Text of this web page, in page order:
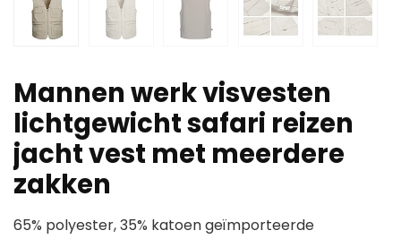
Mannen werk visvesten
lichtgewicht safari reizen
jacht vest met meerdere
zakken
65% polyester, 35% katoen geïmporteerde